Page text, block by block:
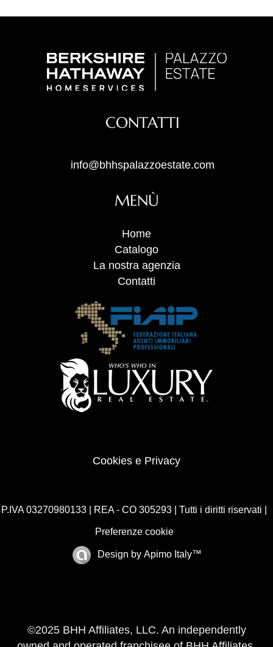
CONTATTI
info@bhhspalazzoestate.com
MENÙ
Home
Catalogo
La nostra agenzia
Contatti
Cookies e Privacy
P.IVA 03270980133 | REA - CO 305293 | Tutti i diritti riservati |
Preferenze cookie
Design by Apimo Italy™
©2025 BHH Affiliates, LLC. An independently